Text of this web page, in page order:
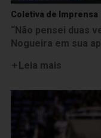
Coletiva de Imprensa
“Não pensei duas
Nogueira em sua
Leia mais